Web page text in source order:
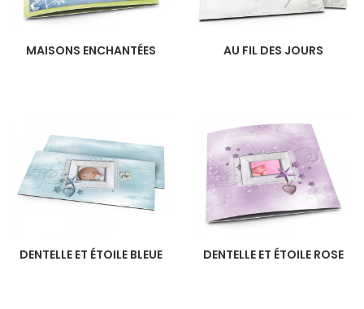
MAISONS ENCHANTÉES AU FIL DES JOURS
DENTELLE ET ÉTOILE BLEUE DENTELLE ET ÉTOILE ROSE